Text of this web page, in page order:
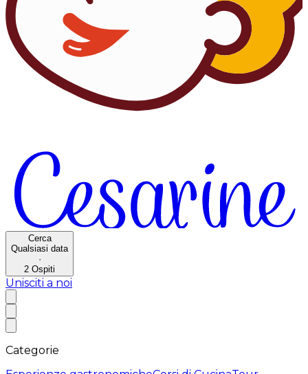
Cerca
Qualsiasi data
·
2 Ospiti
Unisciti a noi
Categorie